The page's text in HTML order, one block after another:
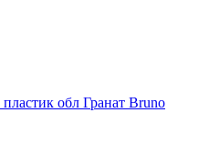
обл Гранат Bruno